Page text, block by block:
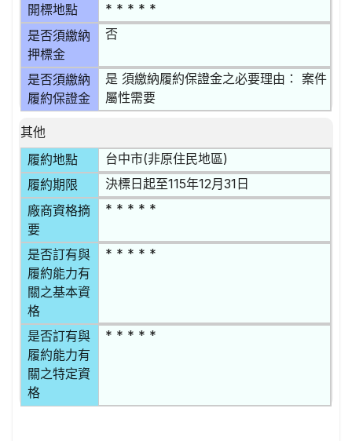
開標地點 * * * * *
是否須繳納
押標金
否
是否須繳納
履約保證金
是 須繳納履約保證金之必要理由： 案件
屬性需要
其他
履約地點
台中市(非原住民地區)
履約期限 決標日起至115年12月31日
廠商資格摘
要
* * * * *
是否訂有與
履約能力有
關之基本資
格
* * * * *
是否訂有與
履約能力有
關之特定資
格
* * * * *